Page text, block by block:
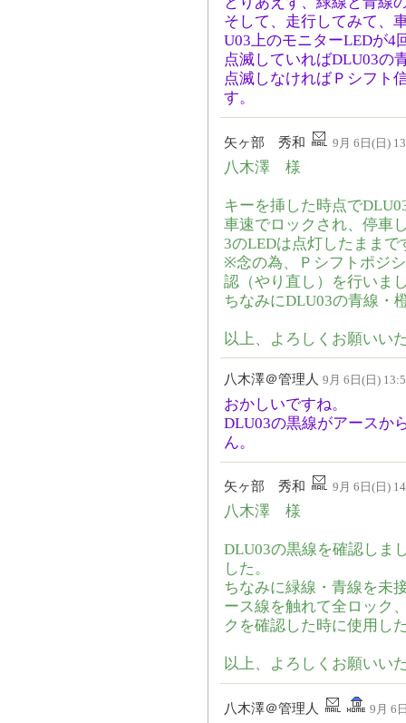
そして、走行してみて、
U03上のモニターLEDが4
点滅していればDLU03の
点滅しなければＰシフト
す。
矢ヶ部 秀和 9月 6日(日)
八木澤 様
キーを挿した時点で
車速でロックされ、停車
3のLEDは点灯したまま
※念の為、Ｐシフトポジ
認（やり直し）を行いま
ちなみにDLU03の青線・
以上、よろしくお願いい
八木澤＠管理人 9月 6日(日)
おかしいですね。
DLU03の黒線がアースか
ん。
矢ヶ部 秀和 9月 6日(日)
八木澤 様
DLU03の黒線を確認しま
した。
ちなみに緑線・青線を未
ース線を触れて全ロック
クを確認した時に使用し
以上、よろしくお願いい
八木澤＠管理人 9月 6